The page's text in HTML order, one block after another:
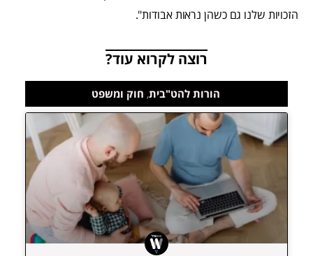
הזכויות שלנו גם כשהן נראות אבודות".
רוצה לקרוא עוד?
הורות להט"בית, חוק ומשפט